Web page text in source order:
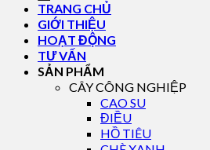
TRANG CHỦ
GIỚI THIỆU
HOẠT ĐỘNG
TƯ VẤN
SẢN PHẨM
CÂY CÔNG NGHIỆP
CAO SU
ĐIỀU
HỒ TIÊU